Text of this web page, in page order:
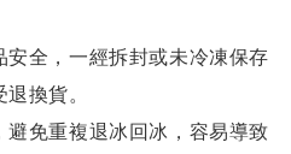
安全，一經拆封或未冷凍保存
換貨。
避免重複退冰回冰，容易導致